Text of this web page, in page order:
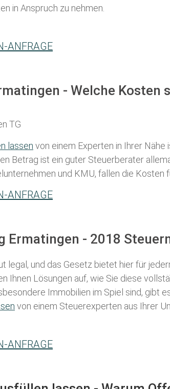
in Anspruch zu nehmen.
ANFRAGE
- Welche Kosten
lassen von einem Experten in Ihrer
Betrag ist ein guter Steuerberater
und KMU, fallen die
ANFRAGE
Ermatingen - 2018
legal, und das Gesetz bietet hier für
Ihnen Lösungen auf, wie Sie diese
Immobilien im Spiel sind, gibt
von einem Steuerexperten aus Ihrer
ANFRAGE